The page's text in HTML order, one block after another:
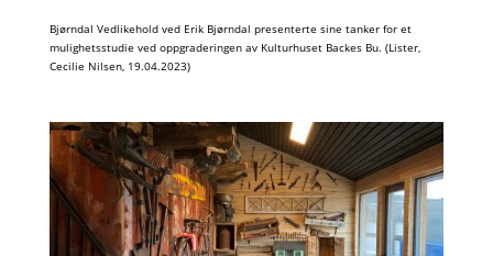
Bjørndal Vedlikehold ved Erik Bjørndal presenterte sine tanker for et
mulighetsstudie ved oppgraderingen av Kulturhuset Backes Bu. (Lister,
Cecilie Nilsen, 19.04.2023)